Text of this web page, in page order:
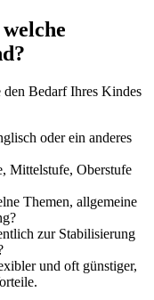
den Bedarf Ihres Kindes
oder ein anderes
Mittelstufe, Oberstufe
Themen, allgemeine
zur Stabilisierung
und oft günstiger,